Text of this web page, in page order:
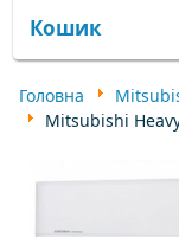
Кошик
Головна
Mitsubishi Heavy